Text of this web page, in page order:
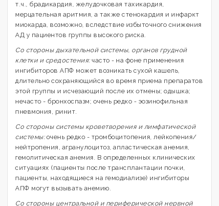
т.ч., брадикардия, желудочковая тахикардия,
мерцательная аритмия, а также стенокардия и инфаркт
миокарда, возможно, вследствие избыточного снижения
АД у пациентов группы высокого риска.
Со стороны дыхательной системы, органов грудной
клетки и средостения:часто - на фоне применения
ингибиторов АПФ может возникать сухой кашель,
длительно сохраняющийся во время приема препаратов
этой группы и исчезающий после их отмены; одышка;
нечасто - бронхоспазм; очень редко - эозинофильная
пневмония, ринит.
Со стороны системы кроветворения и лимфатической
системы:очень редко - тромбоцитопения, лейкопения/
нейтропения, агранулоцитоз, апластическая анемия,
гемолитическая анемия. В определенных клинических
ситуациях (пациенты после трансплантации почки,
пациенты, находящиеся на гемодиализе) ингибиторы
АПФ могут вызывать анемию.
Co стороны центральной и периферической нервной